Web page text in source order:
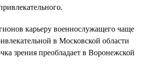
карьеру военнослужащего чаще
в Московской области
зрения преобладает в Воронежской